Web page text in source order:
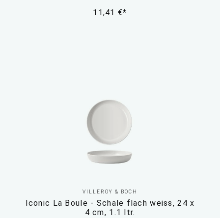
11,41 €*
VILLEROY & BOCH
Iconic La Boule - Schale flach weiss, 24 x
4 cm, 1.1 ltr.